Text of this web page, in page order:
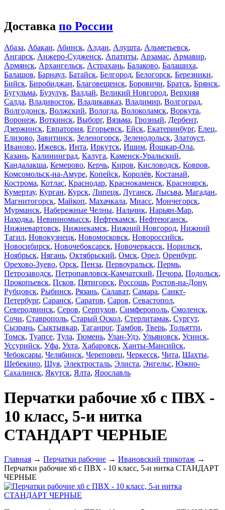
Доставка по России
Абаза, Абакан, Абинск, Алдан, Алушта, Альметьевск,
Ангарск, Анжеро-Судженск, Апатиты, Арзамас, Армавир,
Армянск, Архангельск, Астрахань, Балаково, Балашиха,
Балашов, Барнаул, Батайск, Белгород, Белогорск, Березники,
Бийск, Биробиджан, Благовещенск, Боровичи, Братск, Брянск,
Бугульма, Бузулук, Валдай, Великий Новгород, Верхняя
Салда, Владивосток, Владикавказ, Владимир, Волгоград,
Волгодонск, Волжский, Вологда, Волоколамск, Воркута,
Воронеж, Воткинск, Выборг, Вязьма, Грозный, Дербент,
Дзержинск, Евпатория, Егорьевск, Ейск, Екатеринбург, Елец,
Елизово, Завитинск, Зеленогорск, Зеленодольск, Златоуст,
Иваново, Ижевск, Инта, Иркутск, Ишим, Йошкар-Ола,
Казань, Калининград, Калуга, Каменск-Уральский,
Кандалакша, Кемерово, Керчь, Киров, Кисловодск, Ковров,
Комсомольск-на-Амуре, Копейск, Королёв, Костанай,
Кострома, Котлас, Краснодар, Краснокаменск, Красноярск,
Кумертау, Курган, Курск, Липецк, Луганск, Лысьва, Магадан,
Магнитогорск, Майкоп, Махачкала, Миасс, Мончегорск,
Мурманск, Набережные Челны, Нальчик, Нарьян-Мар,
Находка, Невинномысск, Нефтекамск, Нефтеюганск,
Нижневартовск, Нижнекамск, Нижний Новгород, Нижний
Тагил, Новокузнецк, Новомосковск, Новороссийск,
Новосибирск, Новочебоксарск, Новочеркасск, Норильск,
Ноябрьск, Нягань, Октябрьский, Омск, Орел, Оренбург,
Орехово-Зуево, Орск, Пенза, Первоуральск, Пермь,
Петрозаводск, Петропавловск-Камчатский, Печора, Подольск,
Прокопьевск, Псков, Пятигорск, Россошь, Ростов-на-Дону,
Рубцовск, Рыбинск, Рязань, Салават, Самара, Санкт-
Петербург, Саранск, Саратов, Саров, Севастопол,
Северодвинск, Серов, Серпухов, Симферополь, Смоленск,
Сочи, Ставрополь, Старый Оскол, Стерлитамак, Сургут,
Сызрань, Сыктывкар, Таганрог, Тамбов, Тверь, Тольятти,
Томск, Туапсе, Тула, Тюмень, Улан-Удэ, Ульяновск, Усинск,
Уссурийск, Уфа, Ухта, Хабаровск, Ханты-Мансийск,
Чебоксары, Челябинск, Череповец, Черкесск, Чита, Шахты,
Шебекино, Шуя, Электросталь, Элиста, Энгельс, Южно-
Сахалинск, Якутск, Ялта, Ярославль
Перчатки рабочие хб с ПВХ -
10 класс, 5-и нитка
СТАНДАРТ ЧЕРНЫЕ
Главная → Перчатки рабочие → Ивановский трикотаж →
Перчатки рабочие хб с ПВХ - 10 класс, 5-и нитка СТАНДАРТ
ЧЕРНЫЕ